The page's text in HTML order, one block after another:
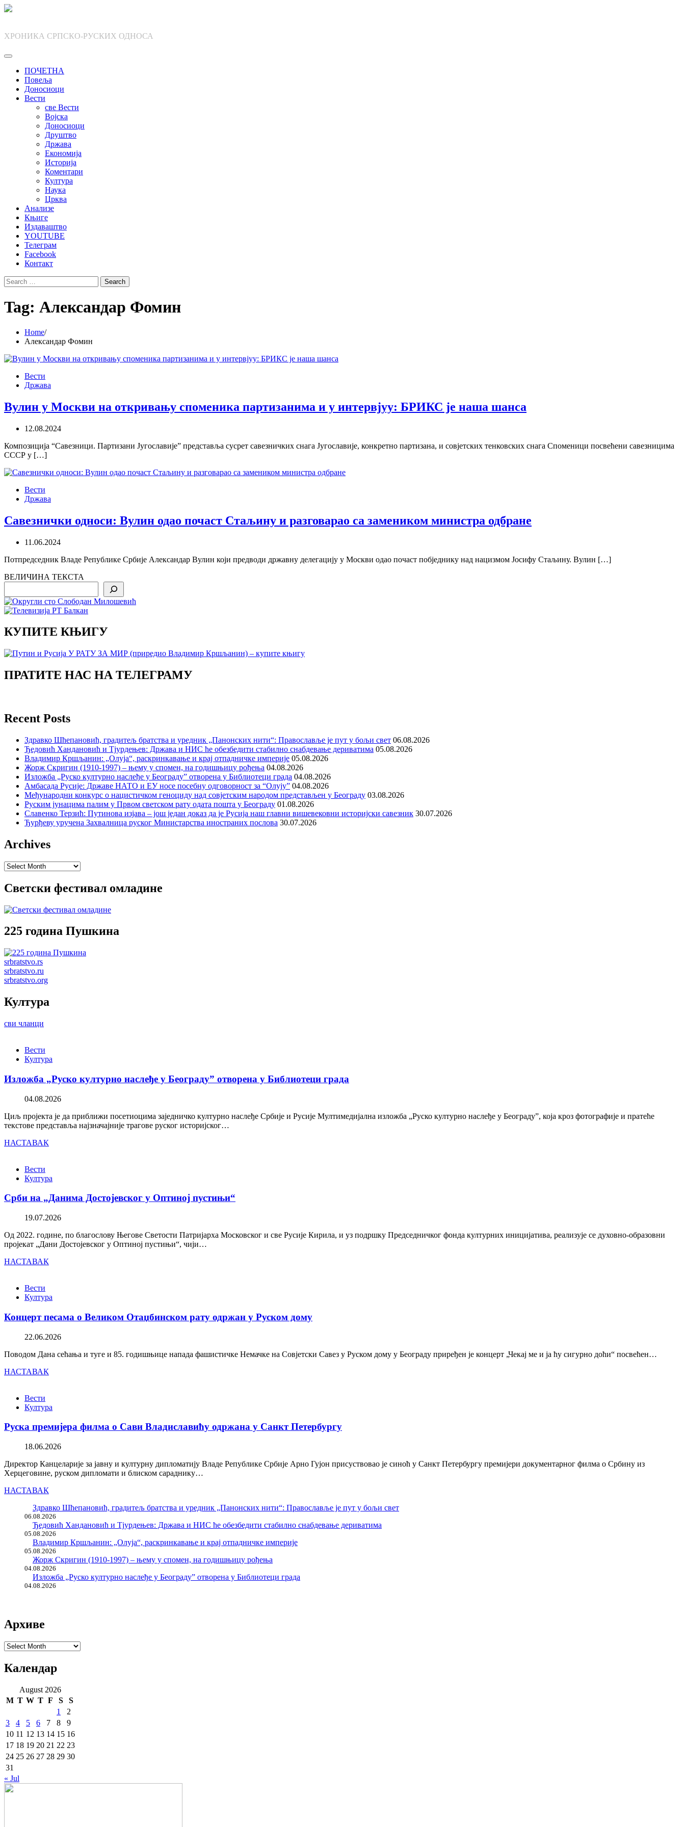
Skip
ХРОНИКА СРПСКО-РУСКИХ ОДНОСА
ПОЧЕТНА
Повеља
Доносиоци
Вести
све Вести
Војска
Доносиоци
Друштво
Држава
Економија
Историја
Коментари
Култура
Наука
Црква
Анализе
Књиге
Издаваштво
YOUTUBE
Телеграм
Facebook
Контакт
Search
for:
Tag: Александар Фомин
Home
Александар Фомин
Вести
Држава
Вулин у Москви на откривању споменика партизанима и у интервјуу: БРИКС је наша шанса
12.08.2024
Композиција “Савезници. Партизани Југославије” представља сусрет савезничких снага Југославије, конкретно партизана, и совјетских тенковских снага Споменици посвећени савезницима
СССР у […]
Вести
Држава
Савезнички односи: Вулин одао почаст Стаљину и разговарао са замеником министра одбране
11.06.2024
Потпредседник Владе Републике Србије Александар Вулин који предводи државну делегацију у Москви одао почаст побједнику над нацизмом Јосифу Стаљину. Вулин […]
ВЕЛИЧИНА ТЕКСТА
КУПИТЕ КЊИГУ
ПРАТИТЕ НАС НА ТЕЛЕГРАМУ
Recent Posts
Здравко Шћепановић, градитељ братства и уредник „Панонских нити“: Православље је пут у бољи свет 06.08.2026
Ђедовић Хандановић и Тјурдењев: Држава и НИС ће обезбедити стабилно снабдевање дериватима 05.08.2026
Владимир Кршљанин: „Олуја“, раскринкавање и крај отпадничке империје 05.08.2026
Жорж Скригин (1910-1997) – њему у спомен, на годишњицу рођења 04.08.2026
Изложба „Руско културно наслеђе у Београду” отворена у Библиотеци града 04.08.2026
Амбасада Русије: Државе НАТО и ЕУ носе посебну одговорност за “Олују” 04.08.2026
Међународни конкурс о нацистичком геноциду над совјетским народом представљен у Београду 03.08.2026
Руским јунацима палим у Првом светском рату одата пошта у Београду 01.08.2026
Славенко Терзић: Путинова изјава – још један доказ да је Русија наш главни вишевековни историјски савезник 30.07.2026
Ђурђеву уручена Захвалница руског Министарства иностраних послова 30.07.2026
Archives
Archives
Светски фестивал омладине
225 година Пушкина
srbratstvo.rs
srbratstvo.ru
srbratstvo.org
Култура
сви чланци
Вести
Култура
Изложба „Руско културно наслеђе у Београду” отворена у Библиотеци града
04.08.2026
Циљ пројекта је да приближи посетиоцима заједничко културно наслеђе Србије и Русије Мултимедијална изложба „Руско културно наслеђе у Београду”, која кроз фотографије и пратеће
текстове представља најзначајније трагове руског историјског…
НАСТАВАК
Вести
Култура
Срби на „Данима Достојевског у Оптиној пустињи“
19.07.2026
Од 2022. године, по благослову Његове Светости Патријарха Московског и све Русије Кирила, и уз подршку Председничког фонда културних иницијатива, реализује се духовно-образовни
пројекат „Дани Достојевског у Оптиној пустињи“, чији…
НАСТАВАК
Вести
Култура
Концерт песама о Великом Отаџбинском рату одржан у Руском дому
22.06.2026
Поводом Дана сећања и туге и 85. годишњице напада фашистичке Немачке на Совјетски Савез у Руском дому у Београду приређен је концерт „Чекај ме и ја ћу сигурно доћи“ посвећен…
НАСТАВАК
Вести
Култура
Руска премијера филма о Сави Владиславићу одржана у Санкт Петербургу
18.06.2026
Директор Канцеларије за јавну и културну дипломатију Владе Републике Србије Арно Гујон присуствовао је синоћ у Санкт Петербургу премијери документарног филма о Србину из
Херцеговине, руском дипломати и блиском сараднику…
НАСТАВАК
Здравко Шћепановић, градитељ братства и уредник „Панонских нити“: Православље је пут у бољи свет
06.08.2026
Ђедовић Хандановић и Тјурдењев: Држава и НИС ће обезбедити стабилно снабдевање дериватима
05.08.2026
Владимир Кршљанин: „Олуја“, раскринкавање и крај отпадничке империје
05.08.2026
Жорж Скригин (1910-1997) – њему у спомен, на годишњицу рођења
04.08.2026
Изложба „Руско културно наслеђе у Београду” отворена у Библиотеци града
04.08.2026
Архиве
Архиве
Календар
August 2026
M T W T F S
S
1
2
3
4 5 6 7 8
9
10 11 12 13 14 15 16
17 18 19 20 21 22 23
24 25 26 27 28 29 30
31
« Jul